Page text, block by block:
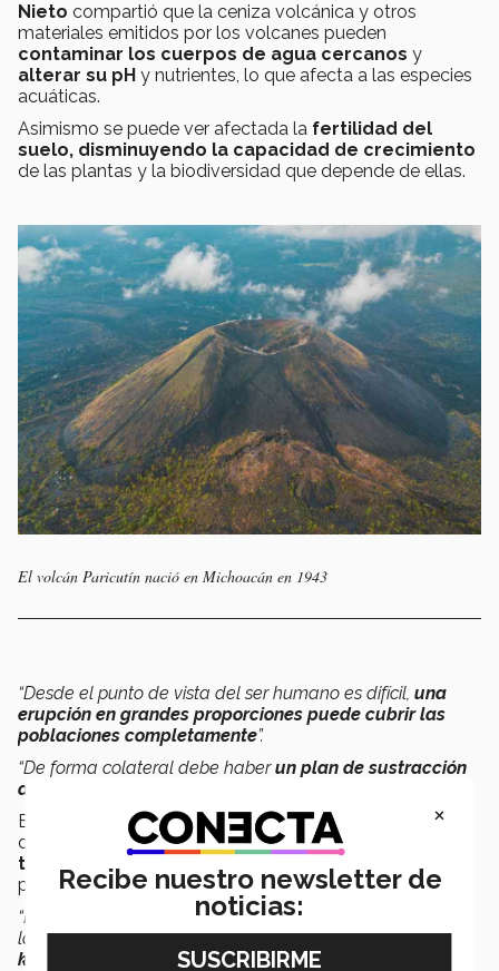
Nieto compartió que la ceniza volcánica y otros
materiales emitidos por los volcanes pueden
contaminar los cuerpos de agua cercanos y
alterar su pH y nutrientes, lo que afecta a las especies
acuáticas.
Asimismo se puede ver afectada la fertilidad del
suelo, disminuyendo la capacidad de crecimiento
de las plantas y la biodiversidad que depende de ellas.
El volcán Paricutín nació en Michoacán en 1943
“Desde el punto de vista del ser humano es difícil, una
erupción en grandes proporciones puede cubrir las
poblaciones completamente”.
“De forma colateral debe haberun plan de sustracción
de animales y personas
En cuanto a las consecuencias positivas el académico
dijo que los volcanes en su actividad generan
térmicas,
las que con un debido estudio y balance
pueden aplicarse a la agricultura.
“En
hay varios balnearios con este tipo de aguas,
las que derretidas durante el verano viajan cerca de50
kilómetros
hasta llegar a la capital”.
×
Recibe nuestro newsletter de
noticias: